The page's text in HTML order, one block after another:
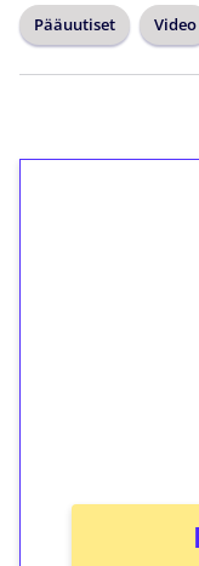
Pääuutiset Video